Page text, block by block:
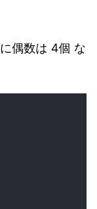
偶数は 4個 な